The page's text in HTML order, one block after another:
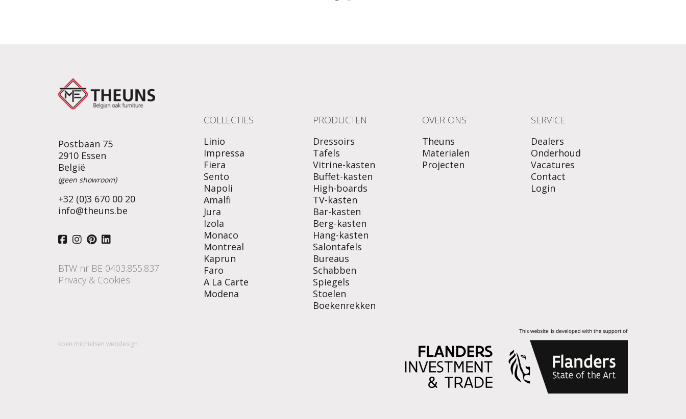
Postbaan 75
2910 Essen
België
(geen showroom)
+32 (0)3 670 00 20
info@theuns.be
BTW nr BE 0403.855.837
Privacy & Cookies
COLLECTIES
Linio
Impressa
Fiera
Sento
Napoli
Amalfi
Jura
Izola
Monaco
Montreal
Kaprun
Faro
A La Carte
Modena
PRODUCTEN
Dressoirs
Tafels
Vitrine-kasten
Buffet-kasten
High-boards
TV-kasten
Bar-kasten
Berg-kasten
Hang-kasten
Salontafels
Bureaus
Schabben
Spiegels
Stoelen
Boekenrekken
OVER ONS
Theuns
Materialen
Projecten
SERVICE
Dealers
Onderhoud
Vacatures
Contact
Login
koen michielsen webdesign